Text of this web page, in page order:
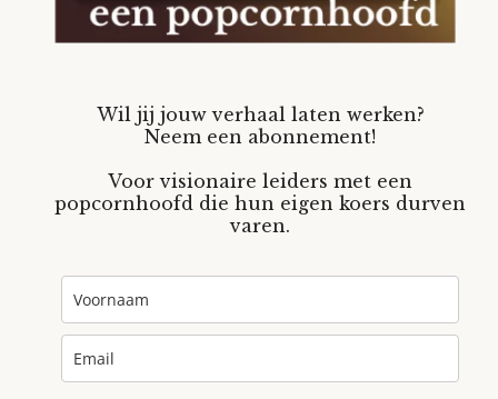
Wil jij jouw verhaal laten werken?
Neem een abonnement!
Voor visionaire leiders met een
popcornhoofd die hun eigen koers durven
varen.